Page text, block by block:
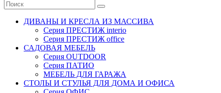
ДИВАНЫ И КРЕСЛА ИЗ МАССИВА
Серия ПРЕСТИЖ interio
Серия ПРЕСТИЖ office
САДОВАЯ МЕБЕЛЬ
Серия OUTDOOR
Серия ПАТИО
МЕБЕЛЬ ДЛЯ ГАРАЖА
СТОЛЫ И СТУЛЬЯ ДЛЯ ДОМА И ОФИСА